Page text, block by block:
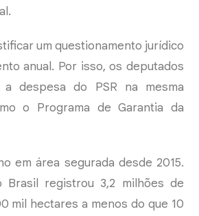
um questionamento jurídico
anual. Por isso, os deputados
despesa do PSR na mesma
o Programa de Garantia da
em área segurada desde 2015.
Brasil registrou 3,2 milhões de
mil hectares a menos do que 10